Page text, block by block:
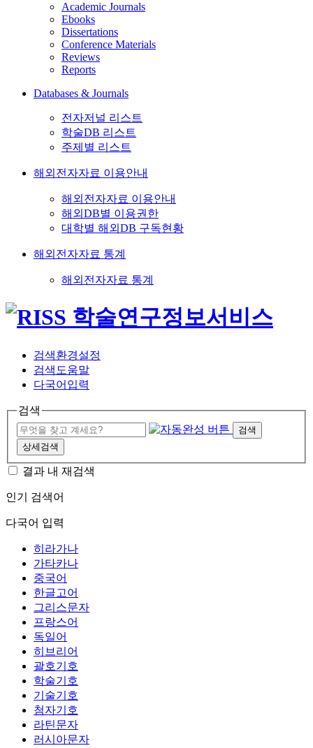
Academic Journals
Ebooks
Dissertations
Conference Materials
Reviews
Reports
Databases & Journals
전자저널 리스트
학술DB 리스트
주제별 리스트
해외전자자료 이용안내
해외전자자료 이용안내
해외DB별 이용권한
대학별 해외DB 구독현황
해외전자자료 통계
해외전자자료 통계
검색환경설정
검색도움말
다국어입력
검색
검색
상세검색
결과 내 재검색
인기 검색어
다국어 입력
히라가나
가타카나
중국어
한글고어
그리스문자
프랑스어
독일어
히브리어
괄호기호
학술기호
기술기호
첨자기호
라틴문자
러시아문자